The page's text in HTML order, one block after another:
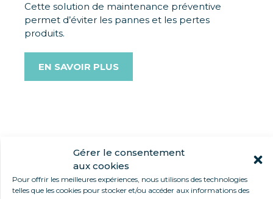
Gérer le consentement
aux cookies
Pour offrir les meilleures expériences, nous utilisons des technologies
telles que les cookies pour stocker et/ou accéder aux informations des
Cette solution de maintenance préventive
permet d’éviter les pannes et les pertes
produits.
EN SAVOIR PLUS
UNE PRESTATION DE SERVICE
COMPLÈTE